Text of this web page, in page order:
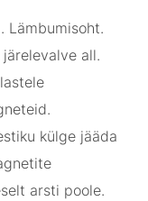
Lämbumisoht.
all.
külge jääda
arsti poole.